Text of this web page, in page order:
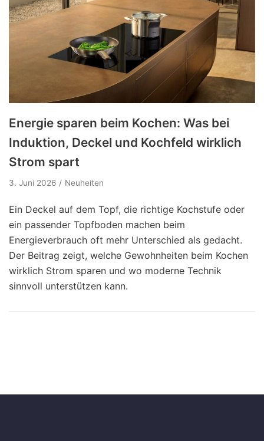
Energie sparen beim Kochen: Was bei
Induktion, Deckel und Kochfeld wirklich
Strom spart
3. Juni 2026 Neuheiten
Ein Deckel auf dem Topf, die richtige Kochstufe oder
ein passender Topfboden machen beim
Energieverbrauch oft mehr Unterschied als gedacht.
Der Beitrag zeigt, welche Gewohnheiten beim Kochen
wirklich Strom sparen und wo moderne Technik
sinnvoll unterstützen kann.